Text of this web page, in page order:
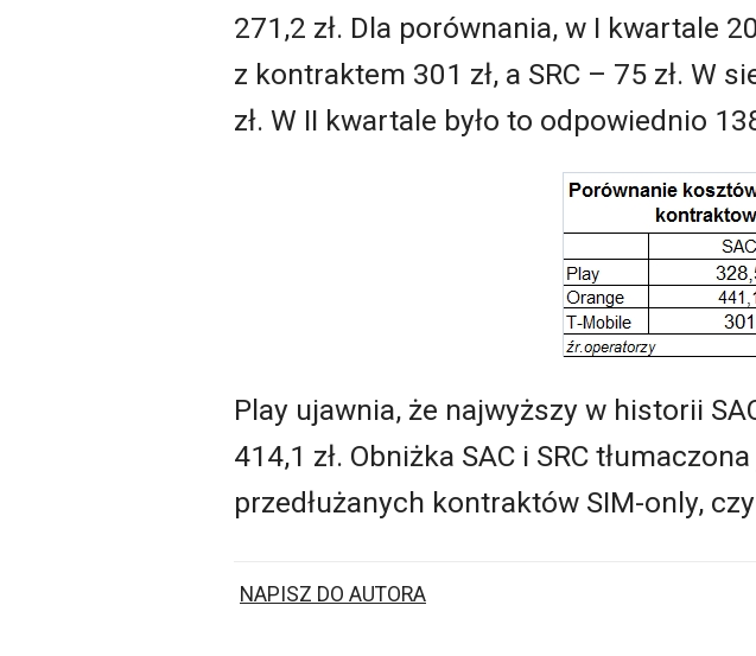
271,2 zł. Dla porównania, w I kwartale
z kontraktem 301 zł, a SRC – 75 zł. W
zł. W II kwartale było to odpowiednio
Play ujawnia, że najwyższy w historii
414,1 zł. Obniżka SAC i SRC
przedłużanych kontraktów SIM-only,
NAPISZ DO AUTORA